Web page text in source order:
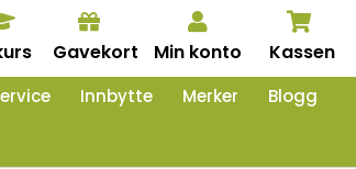
Gavekort Min konto Kassen
Innbytte Merker Blogg